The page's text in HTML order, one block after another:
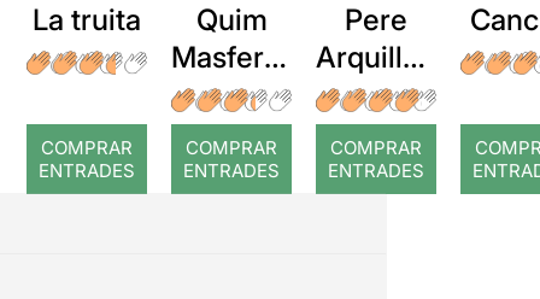
La truita
COMPRAR
ENTRADES
Quim
Masferre
r: Temps
COMPRAR
ENTRADES
Pere
Arquillué
: Coral
romput
COMPRAR
ENTRADES